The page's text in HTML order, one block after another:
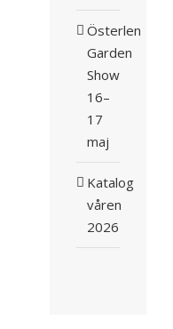
Österlen
Garden
Show
16–
17
maj
Katalog
våren
2026